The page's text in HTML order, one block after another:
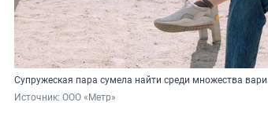
Супружеская пара сумела найти среди множества
Источник: ООО «Метр»